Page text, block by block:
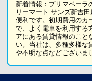
新着情報：プリマベーラ
リーマート サンズ新吉
便利です。初期費用のカ
で、よく電車を利用する
アにある賃貸情報のこと
い。当社は、多種多様な
や不明な点などございま